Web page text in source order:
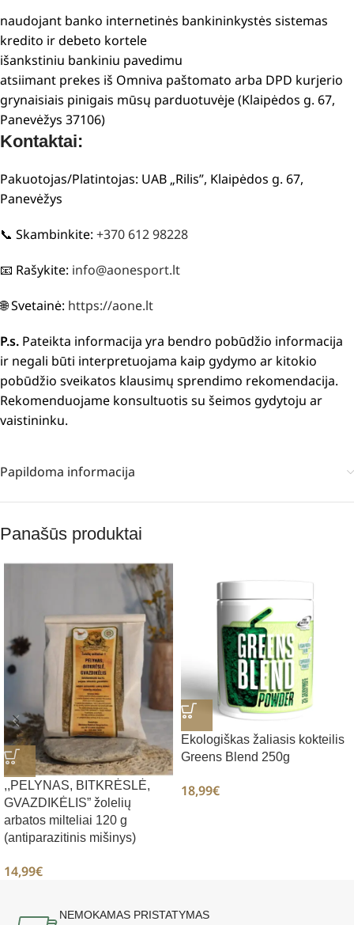
naudojant banko internetinės bankininkystės sistemas
kredito ir debeto kortele
išankstiniu bankiniu pavedimu
atsiimant prekes iš Omniva paštomato arba DPD kurjerio
grynaisiais pinigais mūsų parduotuvėje (Klaipėdos g. 67,
Panevėžys 37106)
Kontaktai:
Pakuotojas/Platintojas: UAB „Rilis”, Klaipėdos g. 67,
Panevėžys
📞 Skambinkite: +370 612 98228
📧 Rašykite: info@aonesport.lt
🌐 Svetainė: https://aone.lt
P.s. Pateikta informacija yra bendro pobūdžio informacija
ir negali būti interpretuojama kaip gydymo ar kitokio
pobūdžio sveikatos klausimų sprendimo rekomendacija.
Rekomenduojame konsultuotis su šeimos gydytoju ar
vaistininku.
Papildoma informacija
Panašūs produktai
,,PELYNAS, BITKRĖSLĖ,
GVAZDIKĖLIS” žolelių
arbatos milteliai 120 g
(antiparazitinis mišinys)
14,99€
Ekologiškas žaliasis kokteilis
Greens Blend 250g
18,99€
NEMOKAMAS PRISTATYMAS